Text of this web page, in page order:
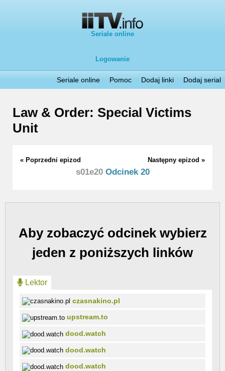
Seriale online
Logowanie
Seriale online Pomoc Dodaj linki Dodaj serial
Law & Order: Special Victims
Unit
« Poprzedni epizod Następny epizod »
s01e20Odcinek 20
Aby zobaczyć odcinek wybierz
jeden z poniższych linków
Lektor
czasnakino.pl
upstream.to
dood.watch
dood.watch
dood.watch